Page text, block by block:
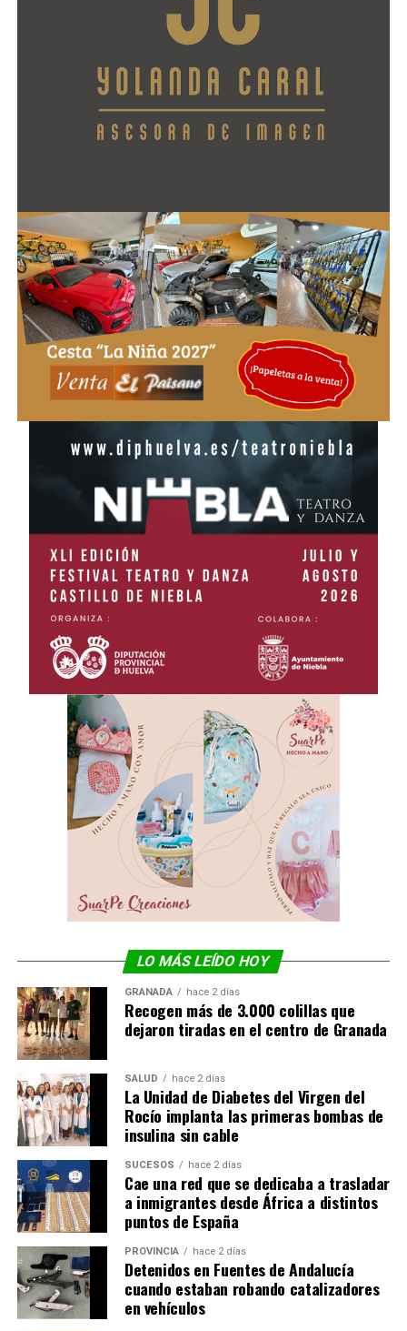
LO MÁS LEÍDO HOY
GRANADA hace 2 días
Recogen más de 3.000 colillas que
dejaron tiradas en el centro de Granada
SALUD hace 2 días
La Unidad de Diabetes del Virgen del
Rocío implanta las primeras bombas de
insulina sin cable
SUCESOS hace 2 días
Cae una red que se dedicaba a trasladar
a inmigrantes desde África a distintos
puntos de España
PROVINCIA hace 2 días
Detenidos en Fuentes de Andalucía
cuando estaban robando catalizadores
en vehículos